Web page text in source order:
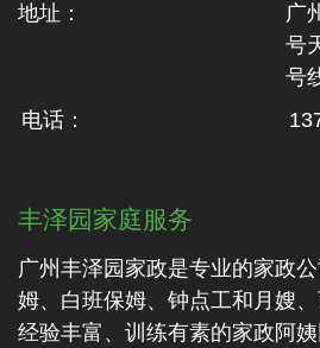
地址：
广
号
号
电话：
丰泽园家庭服务
广州丰泽园家政是专业的家政
姆、白班保姆、钟点工和月嫂
经验丰富、训练有素的家政阿